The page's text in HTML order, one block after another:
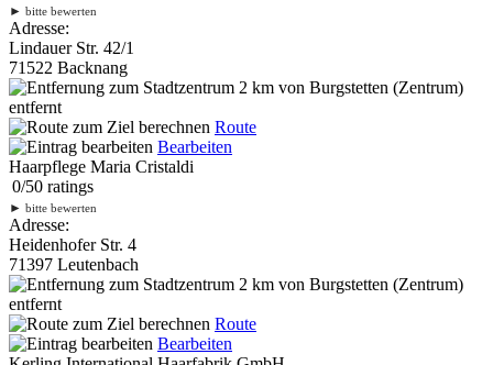
► bitte bewerten
Adresse:
Lindauer Str. 42/1
71522 Backnang
2 km von Burgstetten (Zentrum)
entfernt
Route
Bearbeiten
Haarpflege Maria Cristaldi
0/50 ratings
► bitte bewerten
Adresse:
Heidenhofer Str. 4
71397 Leutenbach
2 km von Burgstetten (Zentrum)
entfernt
Route
Bearbeiten